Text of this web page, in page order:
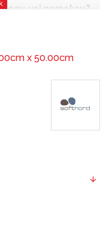
vai nomaksu?
lai iegādātos
tām norēķinoties
vai nomaksas
un ar nomaksas
termiņš: 12 mēneši,
maksājums: 25 €,
x 50.00cm